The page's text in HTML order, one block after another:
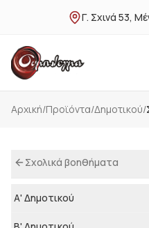
Γ. Σχινά 53,
Αρχική/Προϊόντα/Δημοτικού/
Σχολικά βοηθήματα
Α' Δημοτικού